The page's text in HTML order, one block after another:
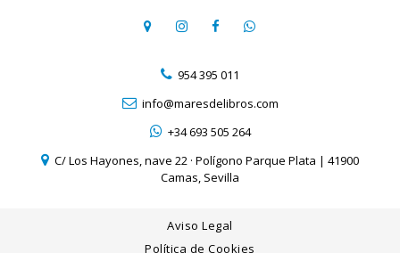
954 395 011
info@maresdelibros.com
+34 693 505 264
C/ Los Hayones, nave 22 · Polígono Parque Plata | 41900
Camas, Sevilla
Aviso Legal
Política de Cookies